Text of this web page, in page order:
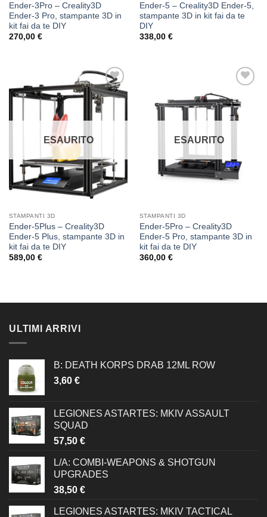
Ender-3Pro – Creality3D
Ender-3 Pro, stampante 3D in
kit fai da te DIY
270,00 €
Ender-5 – Creality3D Ender-5,
stampante 3D in kit fai da te
DIY
338,00 €
Aggiungi
alla lista
ESAURITO
STAMPANTI 3D
Ender-5Plus – Creality3D
Ender-5 Plus, stampante 3D in
kit fai da te DIY
589,00 €
alla lista
dei
desideri
ESAURITO
STAMPANTI 3D
Ender-5Pro – Creality3D
Ender-5 Pro, stampante 3D in
kit fai da te DIY
360,00 €
ULTIMI ARRIVI
B: DEATH KORPS DRAB 12ML ROW
3,60 €
LEGIONES ASTARTES: MKIV ASSAULT
SQUAD
57,50 €
L/A: COMBI-WEAPONS & SHOTGUN
UPGRADES
38,50 €
LEGIONES ASTARTES: MKIV TACTICAL